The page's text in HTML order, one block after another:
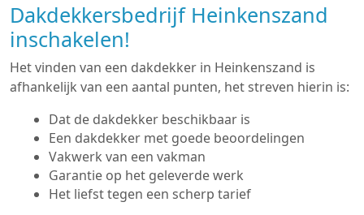
Dakdekkersbedrijf Heinkenszand
inschakelen!
Het vinden van een dakdekker in Heinkenszand is
afhankelijk van een aantal punten, het streven hierin is:
Dat de dakdekker beschikbaar is
Een dakdekker met goede beoordelingen
Vakwerk van een vakman
Garantie op het geleverde werk
Het liefst tegen een scherp tarief